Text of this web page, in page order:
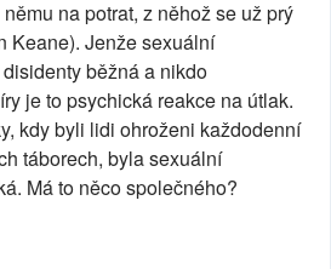
na potrat, z něhož se už prý
Keane). Jenže sexuální
běžná a nikdo
je to psychická reakce na útlak.
kdy byli lidi ohroženi každodenní
táborech, byla sexuální
Má to něco společného?